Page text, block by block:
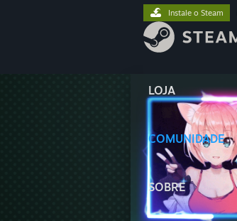
LOJA
COMUNIDADE
SOBRE
Instale o Steam